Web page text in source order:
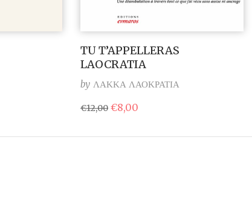
TU T’APPELLERAS
LAOCRATIA
by ΛΑΚΚΑ ΛΑΟΚΡΑΤΙΑ
€12,00 Original
price
€12,00.
€8,00
είναι: